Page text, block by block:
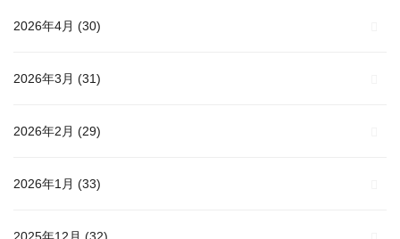
2026年4月 (30)
2026年3月 (31)
2026年2月 (29)
2026年1月 (33)